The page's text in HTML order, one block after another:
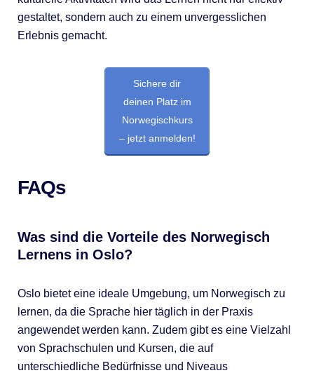
gestaltet, sondern auch zu einem unvergesslichen
Erlebnis gemacht.
Sichere dir
deinen Platz im
Norwegischkurs
– jetzt anmelden!
FAQs
Was sind die Vorteile des Norwegisch
Lernens in Oslo?
Oslo bietet eine ideale Umgebung, um Norwegisch zu
lernen, da die Sprache hier täglich in der Praxis
angewendet werden kann. Zudem gibt es eine Vielzahl
von Sprachschulen und Kursen, die auf
unterschiedliche Bedürfnisse und Niveaus